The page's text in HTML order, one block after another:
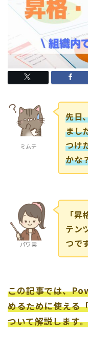
ミムチ
先日
まし
つけ
かな
パワ実
「
テン
つで
この記事では、
めるために使える
ついて解説します。